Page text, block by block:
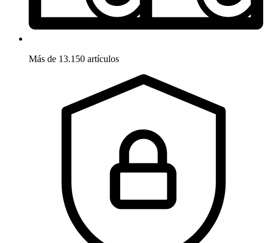
Más de 13.150 artículos